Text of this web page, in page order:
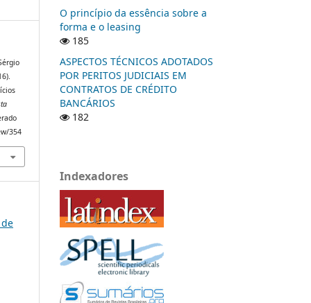
354
O princípio da essência sobre a
forma e o leasing
185
ASPECTOS TÉCNICOS ADOTADOS
POR PERITOS JUDICIAIS EM
CONTRATOS DE CRÉDITO
BANCÁRIOS
182
Indexadores